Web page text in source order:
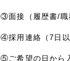
③面接（履歴書/職
④採用連絡（7日以
⑤ご希望の日から